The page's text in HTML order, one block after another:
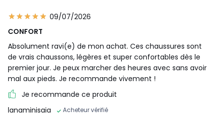
09/07/2026
CONFORT
Absolument ravi(e) de mon achat. Ces chaussures sont
de vrais chaussons, légères et super confortables dès le
premier jour. Je peux marcher des heures avec sans avoir
mal aux pieds. Je recommande vivement !
Je recommande ce produit
lanaminisaia
Acheteur vérifié